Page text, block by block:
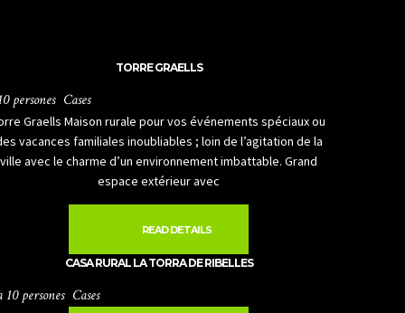
TORRE GRAELLS
persones Cases
Graells Maison rurale pour vos événements spéciaux ou
vacances familiales inoubliables ; loin de l’agitation de la
ville avec le charme d’un environnement imbattable. Grand
espace extérieur avec
READ DETAILS
CASA RURAL LA TORRA DE RIBELLES
10 persones Cases